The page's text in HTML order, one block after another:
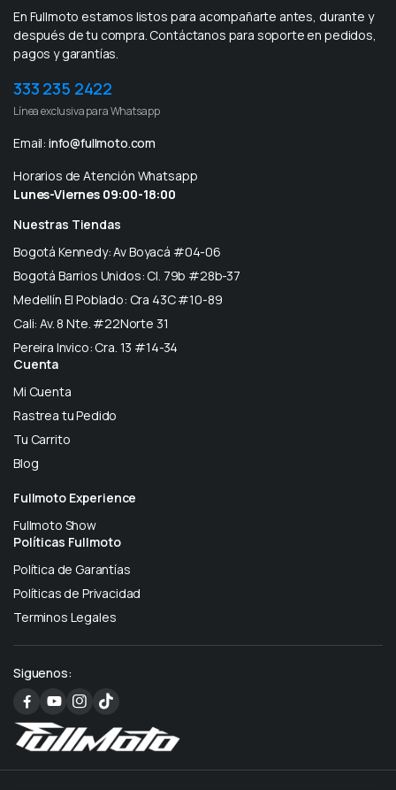
En Fullmoto estamos listos para acompañarte antes, durante y
después de tu compra. Contáctanos para soporte en pedidos,
pagos y garantías.
333 235 2422
Línea exclusiva para Whatsapp
Email: info@fullmoto.com
Horarios de Atención Whatsapp
Lunes-Viernes 09:00-18:00
Nuestras Tiendas
Bogotá Kennedy: Av Boyacá #04-06
Bogotá Barrios Unidos: Cl. 79b #28b-37
Medellín El Poblado: Cra 43C #10-89
Cali: Av. 8 Nte. #22Norte 31
Pereira Invico: Cra. 13 #14-34
Cuenta
Mi Cuenta
Rastrea tu Pedido
Tu Carrito
Blog
Fullmoto Experience
Fullmoto Show
Políticas Fullmoto
Política de Garantías
Políticas de Privacidad
Terminos Legales
Siguenos: